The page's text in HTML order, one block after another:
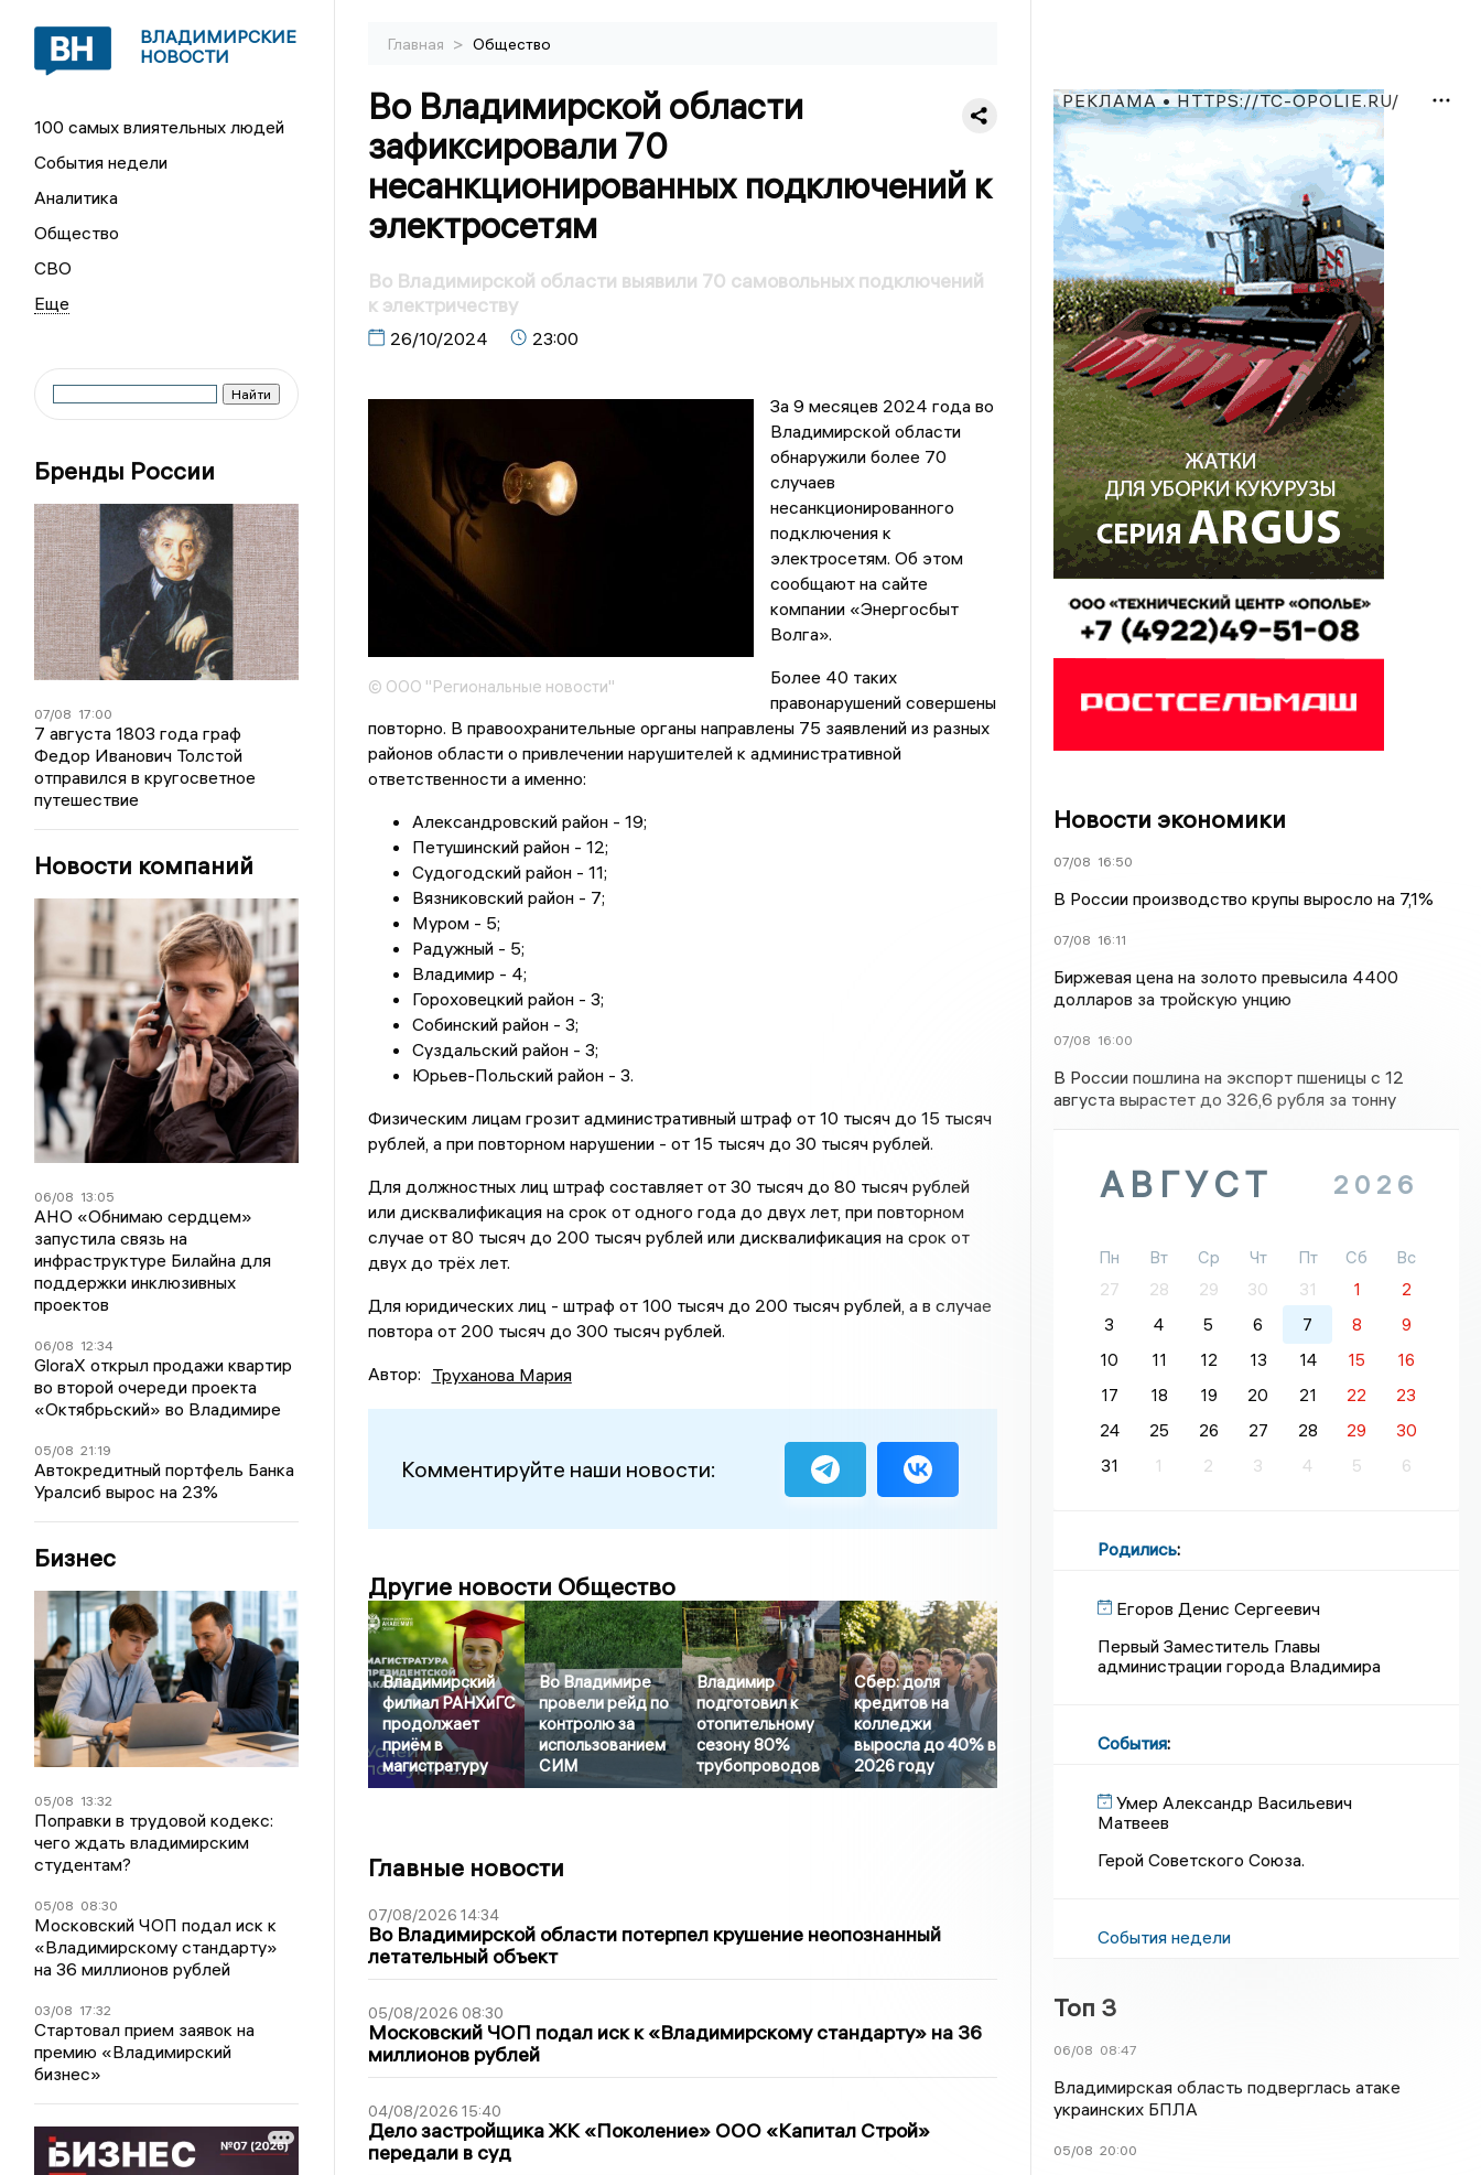
ВЛАДИМИРСКИЕ
НОВОСТИ
100 самых влиятельных людей
События недели
Аналитика
Общество
СВО
Бренды России
07/08 17:00
7 августа 1803 года граф
Федор Иванович Толстой
отправился в кругосветное
путешествие
Новости компаний
06/08 13:05
АНО «Обнимаю сердцем»
запустила связь на
инфраструктуре Билайна для
поддержки инклюзивных
проектов
06/08 12:34
GloraX открыл продажи квартир
во второй очереди проекта
«Октябрьский» во Владимире
05/08 21:19
Автокредитный портфель Банка
Уралсиб вырос на 23%
Бизнес
05/08 13:32
Поправки в трудовой кодекс:
чего ждать владимирским
студентам?
05/08 08:30
Московский ЧОП подал иск к
«Владимирскому стандарту»
на 36 миллионов рублей
03/08 17:32
Стартовал прием заявок на
премию «Владимирский
бизнес»
Главная > Общество
Во Владимирской области
зафиксировали 70
несанкционированных подключений к
электросетям
Во Владимирской области выявили 70 самовольных подключений
к электричеству
26/10/2024 23:00
© ООО "Региональные новости"
За 9 месяцев 2024 года во
Владимирской области
обнаружили более 70
случаев
несанкционированного
подключения к
электросетям. Об этом
сообщают на сайте
компании «Энергосбыт
Волга».
Более 40 таких
правонарушений совершены
повторно. В правоохранительные органы направлены 75 заявлений из разных
районов области о привлечении нарушителей к административной
ответственности а именно:
Александровский район - 19;
Петушинский район - 12;
Судогодский район - 11;
Вязниковский район - 7;
Муром - 5;
Радужный - 5;
Владимир - 4;
Гороховецкий район - 3;
Собинский район - 3;
Суздальский район - 3;
Юрьев-Польский район - 3.
Физическим лицам грозит административный штраф от 10 тысяч до 15 тысяч
рублей, а при повторном нарушении - от 15 тысяч до 30 тысяч рублей.
Для должностных лиц штраф составляет от 30 тысяч до 80 тысяч рублей
или дисквалификация на срок от одного года до двух лет, при повторном
случае от 80 тысяч до 200 тысяч рублей или дисквалификация на срок от
двух до трёх лет.
Для юридических лиц - штраф от 100 тысяч до 200 тысяч рублей, а в случае
повтора от 200 тысяч до 300 тысяч рублей.
Автор: Труханова Мария
Комментируйте наши новости:
Другие новости Общество
Владимирский
филиал РАНХиГС
продолжает
приём в
магистратуру
Во Владимире
провели рейд по
контролю за
использованием
СИМ
Владимир
подготовил к
отопительному
сезону 80%
трубопроводов
Сбер: доля
кредитов на
колледжи
выросла до 40% в
2026 году
Главные новости
07/08/2026 14:34
Во Владимирской области потерпел крушение неопознанный
летательный объект
05/08/2026 08:30
Московский ЧОП подал иск к «Владимирскому стандарту» на 36
миллионов рублей
04/08/2026 15:40
Дело застройщика ЖК «Поколение» ООО «Капитал Строй»
передали в суд
РЕКЛАМА • HTTPS://TC-OPOLIE.RU/
Новости экономики
07/08 16:50
В России производство крупы выросло на 7,1%
07/08 16:11
Биржевая цена на золото превысила 4400
долларов за тройскую унцию
07/08 16:00
В России пошлина на экспорт пшеницы с 12
августа вырастет до 326,6 рубля за тонну
АВГУСТ 2026
Пн Вт Ср Чт Пт Сб
Вс
27
28 29 30 31 1
2
3
4 5 6 7 8
9
10
11 12 13 14 15
16
17
18 19 20 21 22
23
24
25 26 27 28 29
30
31
1 2 3 4 5 6
Родились:
Егоров Денис Сергеевич
Первый Заместитель Главы
администрации города Владимира
События:
Умер Александр Васильевич
Матвеев
Герой Советского Союза.
События недели
Топ 3
06/08 08:47
Владимирская область подверглась атаке
украинских БПЛА
05/08 20:00